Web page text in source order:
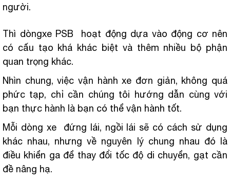
người.
Thì dòngxe PSB hoạt động dựa vào động cơ nên
có cấu tạo khá khác biệt và thêm nhiều bộ phận
quan trọng khác.
Nhìn chung, việc vận hành xe đơn giản, không quá
phức tạp, chỉ cần chúng tôi hướng dẫn cùng với
bạn thực hành là bạn có thể vận hành tốt.
Mỗi dòng xe đứng lái, ngồi lái sẽ có cách sử dụng
khác nhau, nhưng về nguyên lý chung nhau đó là
điều khiển ga để thay đổi tốc độ di chuyển, gạt cần
đề nâng hạ.